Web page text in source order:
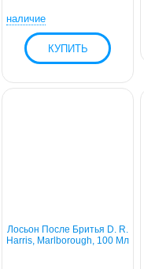
наличие
Лосьон После Бритья D. R.
Harris, Marlborough, 100 Мл